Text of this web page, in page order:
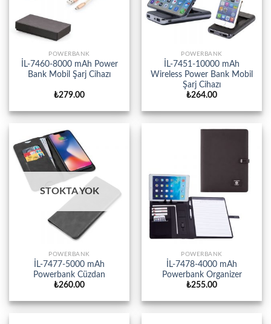
POWERBANK
İL-7460-8000 mAh Power
Bank Mobil Şarj Cihazı
₺279.00
POWERBANK
İL-7451-10000 mAh
Wireless Power Bank Mobil
Şarj Cihazı
₺264.00
STOKTA YOK
POWERBANK
İL-7477-5000 mAh
Powerbank Cüzdan
₺260.00
POWERBANK
İL-7478-4000 mAh
Powerbank Organizer
₺255.00